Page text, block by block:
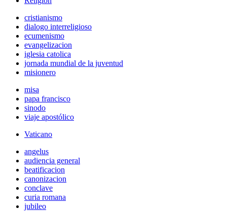
cristianismo
dialogo interreligioso
ecumenismo
evangelizacion
iglesia catolica
jornada mundial de la juventud
misionero
misa
papa francisco
sinodo
viaje apostólico
Vaticano
angelus
audiencia general
beatificacion
canonizacion
conclave
curia romana
jubileo